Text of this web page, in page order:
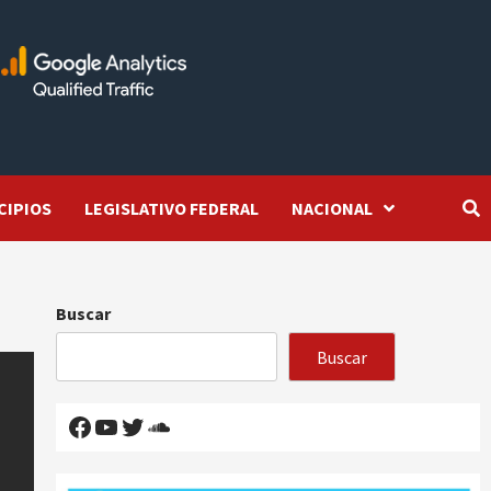
LEGISLATIVO FEDERAL NACIONAL
Buscar
Buscar
Facebook
YouTube
Twitter
SoundCloud